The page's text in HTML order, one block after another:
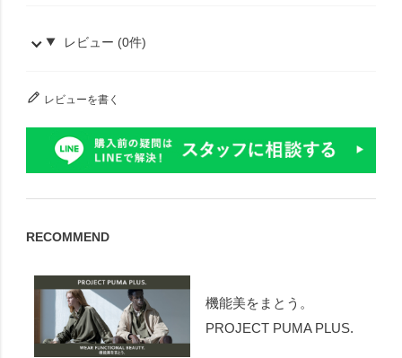
レビュー (0件)
レビューを書く
RECOMMEND
機能美をまとう。
PROJECT PUMA PLUS.